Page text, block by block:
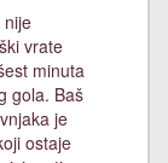
nije
vrate
minuta
gola. Baš
je
ostaje